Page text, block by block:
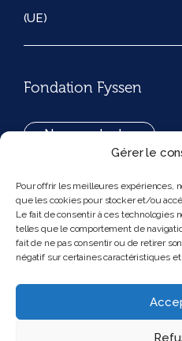
Gérer le
Pour offrir les meilleures expériences,
que les cookies pour stocker et/ou
Le fait de consentir à ces technologies
telles que le comportement de
fait de ne pas consentir ou de retirer
négatif sur certaines caractéristiques et
(UE)
Fondation Fyssen
Nous contacter
194, rue de Rivoli 75001
Nous suivre